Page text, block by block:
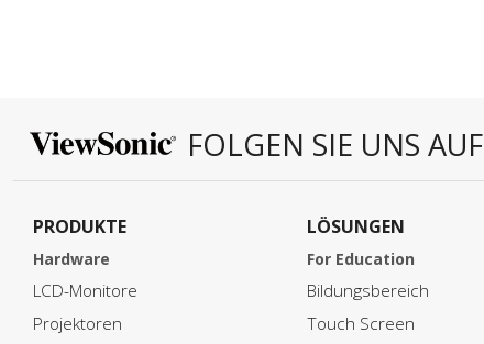
FOLGEN SIE UNS AUF
PRODUKTE
Hardware
LCD-Monitore
Projektoren
LÖSUNGEN
For Education
Bildungsbereich
Touch Screen